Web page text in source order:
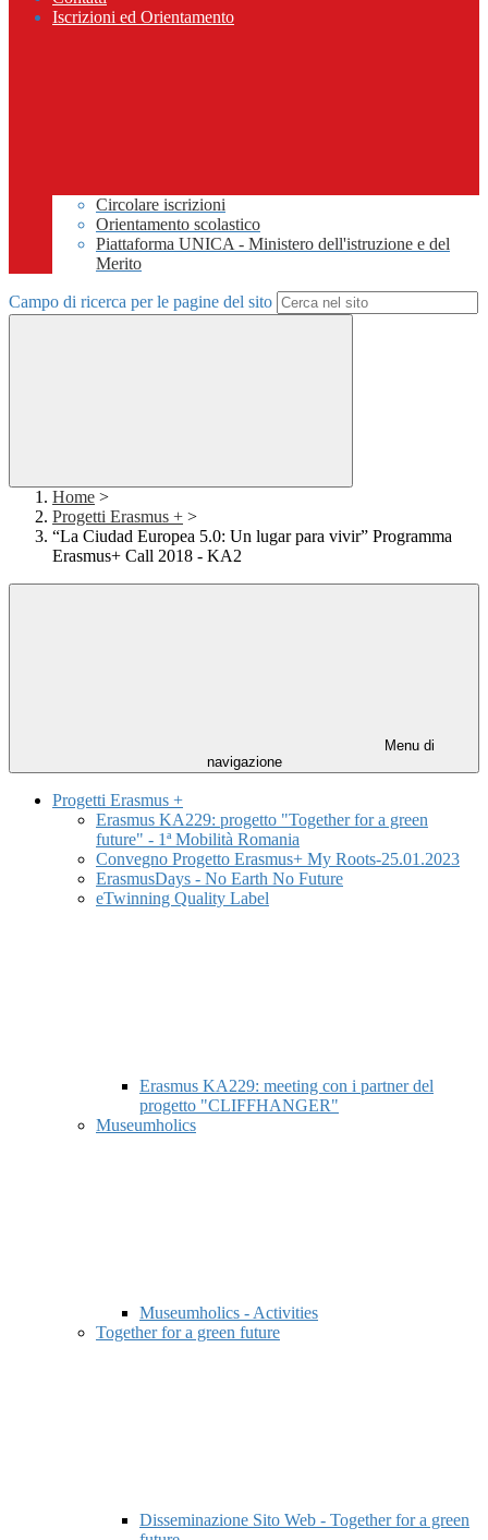
Iscrizioni ed Orientamento
Circolare iscrizioni
Orientamento scolastico
Piattaforma UNICA - Ministero dell'istruzione e del
Merito
Campo di ricerca per le pagine del sito
Home >
Progetti Erasmus + >
“La Ciudad Europea 5.0: Un lugar para vivir” Programma
Erasmus+ Call 2018 - KA2
Menu di
navigazione
Progetti Erasmus +
Erasmus KA229: progetto "Together for a green
future" - 1ª Mobilità Romania
Convegno Progetto Erasmus+ My Roots-25.01.2023
ErasmusDays - No Earth No Future
eTwinning Quality Label
Erasmus KA229: meeting con i partner del
progetto "CLIFFHANGER"
Museumholics
Museumholics - Activities
Together for a green future
Disseminazione Sito Web - Together for a green